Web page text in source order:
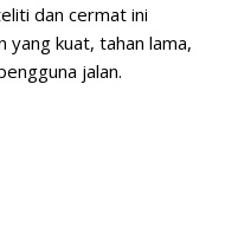
dan cermat ini
yang kuat, tahan lama,
jalan.